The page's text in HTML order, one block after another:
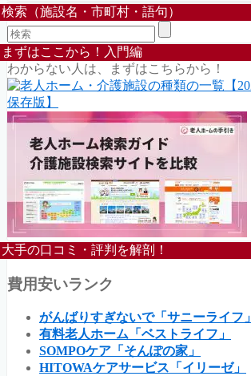
検索（施設名・市町村・語句）
まずはここから！入門編
わからない人は、まずはこちらから！
大手の口コミ・評判を解剖！
費用安いランク
がんばりすぎないで「サニーライフ」
有料老人ホーム「ベストライフ」
SOMPOケア「そんぽの家」
HITOWAケアサービス「イリーゼ」